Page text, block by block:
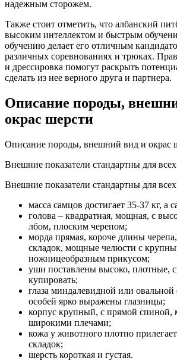
надежным сторожем.
Также стоит отметить, что албанский
высоким интеллектом и быстрым
обучению делает его отличным
различных соревнованиях и трюках.
и дрессировка помогут раскрыть
сделать из нее верного друга и партнера.
Описание породы,
окрас шерсти
Описание породы, внешний вид и окрас
Внешние показатели стандартны для всех
Внешние показатели стандартны для всех
масса самцов достигает 35-37 кг, а
голова – квадратная, мощная, с
лбом, плоским черепом;
морда прямая, короче длины
складок, мощные челюсти с
ножницеобразным прикусом;
уши поставлены высоко, плотные,
купировать;
глаза миндалевидной или
особей ярко выражены глазницы;
корпус крупный, с прямой
широкими плечами;
кожа у животного плотно
складок;
шерсть короткая и густая.